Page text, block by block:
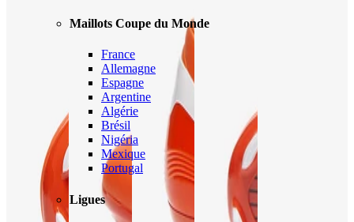
Maillots Coupe du Monde
France
Allemagne
Espagne
Argentine
Algérie
Brésil
Nigéria
Mexique
Portugal
Ligues